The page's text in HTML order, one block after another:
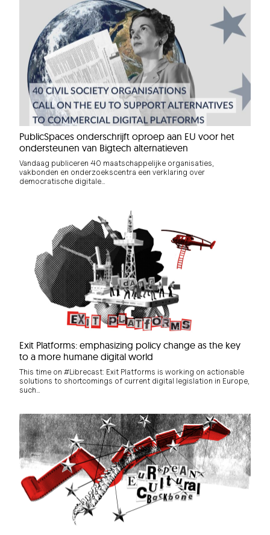
PublicSpaces onderschrijft oproep aan EU voor het
ondersteunen van Bigtech alternatieven
Vandaag publiceren 40 maatschappelijke organisaties,
vakbonden en onderzoekscentra een verklaring over
democratische digitale…
Exit Platforms: emphasizing policy change as the key
to a more humane digital world
This time on #Librecast: Exit Platforms is working on actionable
solutions to shortcomings of current digital legislation in Europe,
such…